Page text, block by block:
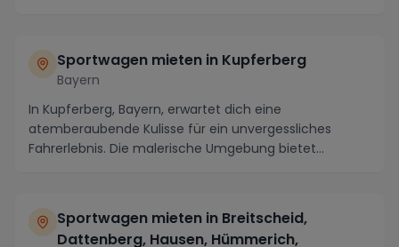
Sportwagen mieten in Kupferberg
Bayern
In Kupferberg, Bayern, erwartet dich eine
atemberaubende Kulisse für ein unvergessliches
Fahrerlebnis. Die malerische Umgebung bietet
Sportwagen mieten in Breitscheid,
Dattenberg, Hausen, Hümmerich,